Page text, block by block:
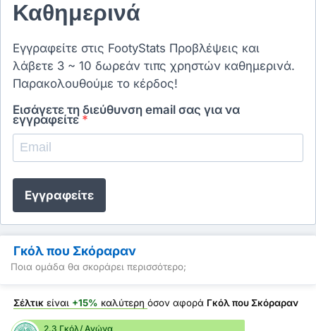
Καθημερινά
Εγγραφείτε στις FootyStats Προβλέψεις και
λάβετε 3 ~ 10 δωρεάν τιπς χρηστών καθημερινά.
Παρακολουθούμε το κέρδος!
Εισάγετε τη διεύθυνση email σας για να
εγγραφείτε *
Εγγραφείτε
Γκόλ που Σκόραραν
Ποια ομάδα θα σκοράρει περισσότερο;
Σέλτικ είναι +15% καλύτερη όσον αφορά Γκόλ που Σκόραραν
2.3 Γκόλ/ Αγώνα